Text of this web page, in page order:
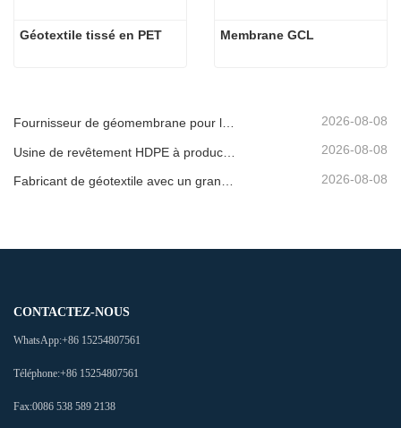
Géotextile tissé en PET Membrane GCL
Fournisseur de géomembrane pour les développeurs d'infrastructures 2026-08-08
2026-08-08
2026-08-08
CONTACTEZ-NOUS
WhatsApp:+86 15254807561
Téléphone:+86 15254807561
Fax:0086 538 589 2138